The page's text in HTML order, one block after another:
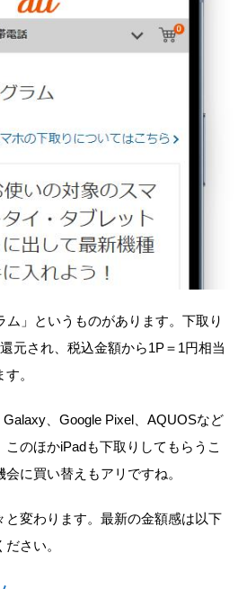
ム」というものがあります。下取り
元され、税込金額から1P＝1円相当
。
、Google Pixel、AQUOSなど
のほかiPadも下取りしてもらうこ
に買い替えもアリですね。
変わります。最新の金額感は以下
さい。